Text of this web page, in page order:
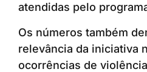
atendidas pelo
Os números também
relevância da iniciativa
ocorrências de